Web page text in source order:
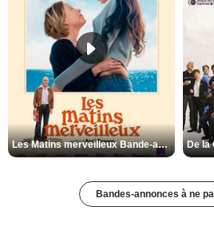
Les Matins merveilleux Bande-annonce VF
Bandes-annonces à ne